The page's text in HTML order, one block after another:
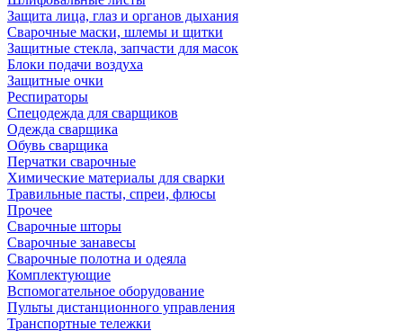
Защита лица, глаз и органов дыхания
Сварочные маски, шлемы и щитки
Защитные стекла, запчасти для масок
Блоки подачи воздуха
Защитные очки
Респираторы
Спецодежда для сварщиков
Одежда сварщика
Обувь сварщика
Перчатки сварочные
Химические материалы для сварки
Травильные пасты, спреи, флюсы
Прочее
Сварочные шторы
Сварочные занавесы
Сварочные полотна и одеяла
Комплектующие
Вспомогательное оборудование
Пульты дистанционного управления
Транспортные тележки